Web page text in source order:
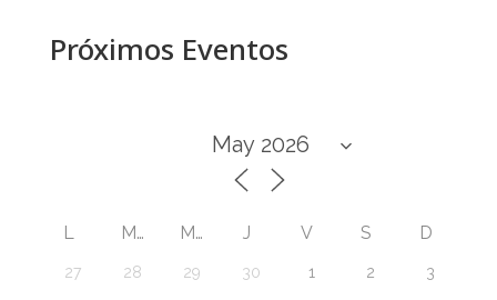
Próximos Eventos
L M M J V S D
27 28 29 30 1 2 3